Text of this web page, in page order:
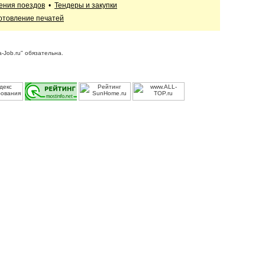
поездов • Тендеры и закупки
печатей
обязательна.